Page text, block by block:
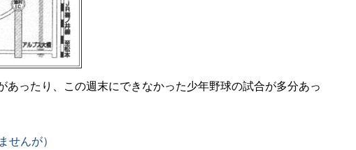
ったり、この週末にできなかった少年野球の試合が多分あっ
せんが）